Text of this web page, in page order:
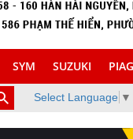
SYM SUZUKI
Select Language ▼
phụ tùng inox trang